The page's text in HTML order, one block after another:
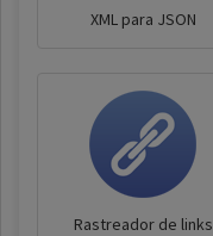
XML para JSON
Rastreador de links